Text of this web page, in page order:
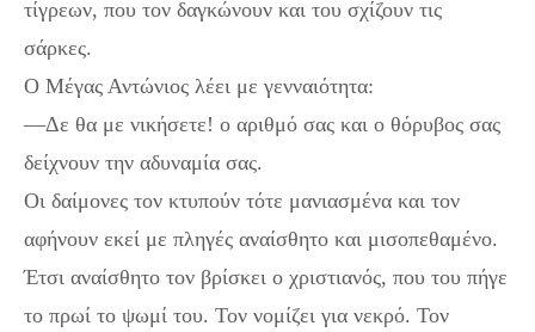
τίγρεων, που τον δαγκώνουν και του σχίζουν τις
σάρκες.
Ο Μέγας Αντώνιος λέει με γενναιότητα:
—Δε θα με νικήσετε! ο αριθμό σας και ο θόρυβος σας
δείχνουν την αδυναμία σας.
Οι δαίμονες τον κτυπούν τότε μανιασμένα και τον
αφήνουν εκεί με πληγές αναίσθητο και μισοπεθαμένο.
Έτσι αναίσθητο τον βρίσκει ο χριστιανός, που του πήγε
το πρωί το ψωμί του. Τον νομίζει για νεκρό. Τον